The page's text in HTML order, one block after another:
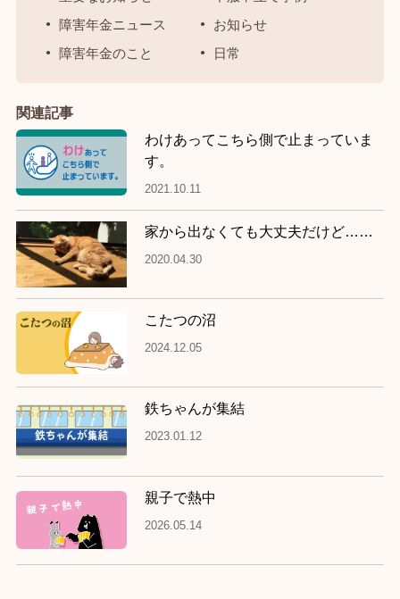
障害年金ニュース
お知らせ
障害年金のこと
日常
関連記事
わけあってこちら側で止まっていま
す。
2021.10.11
家から出なくても大丈夫だけど……
2020.04.30
こたつの沼
2024.12.05
鉄ちゃんが集結
2023.01.12
親子で熱中
2026.05.14